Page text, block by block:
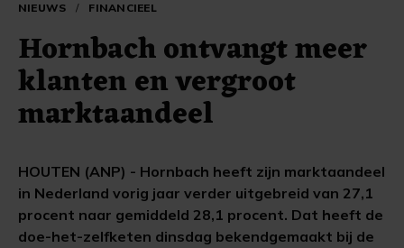
NIEUWS / FINANCIEEL
Hornbach ontvangt meer
klanten en vergroot
marktaandeel
HOUTEN (ANP) - Hornbach heeft zijn marktaandeel
in Nederland vorig jaar verder uitgebreid van 27,1
procent naar gemiddeld 28,1 procent. Dat heeft de
doe-het-zelfketen dinsdag bekendgemaakt bij de